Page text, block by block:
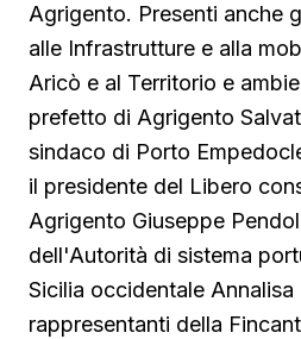
Agrigento. Presenti anche
alle Infrastrutture e alla
Aricò e al Territorio e
prefetto di Agrigento
sindaco di Porto
il presidente del Libero
Agrigento Giuseppe
dell'Autorità di sistema
Sicilia occidentale Annalisa
rappresentanti della